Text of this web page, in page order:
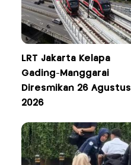
LRT Jakarta Kelapa
Gading-Manggarai
Diresmikan 26 Agustus
2026